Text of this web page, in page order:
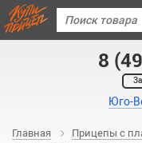
8
Юго-
Главная
Прицепы с